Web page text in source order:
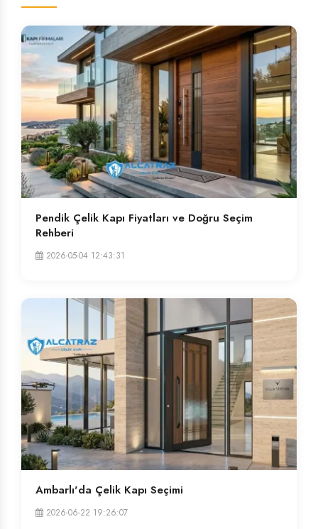
Pendik Çelik Kapı Fiyatları ve Doğru Seçim
Rehberi
2026-05-04 12:43:31
Ambarlı'da Çelik Kapı Seçimi
2026-06-22 19:26:07